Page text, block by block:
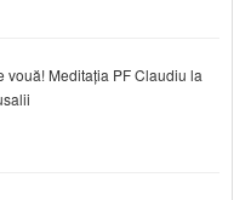
vouă! Meditația PF Claudiu la